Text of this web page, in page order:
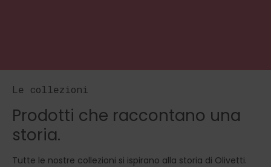
Le collezioni
Prodotti che raccontano una
storia.
Tutte le nostre collezioni si ispirano alla storia di Olivetti.